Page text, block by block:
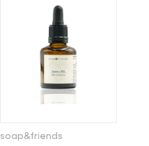
soap&friends